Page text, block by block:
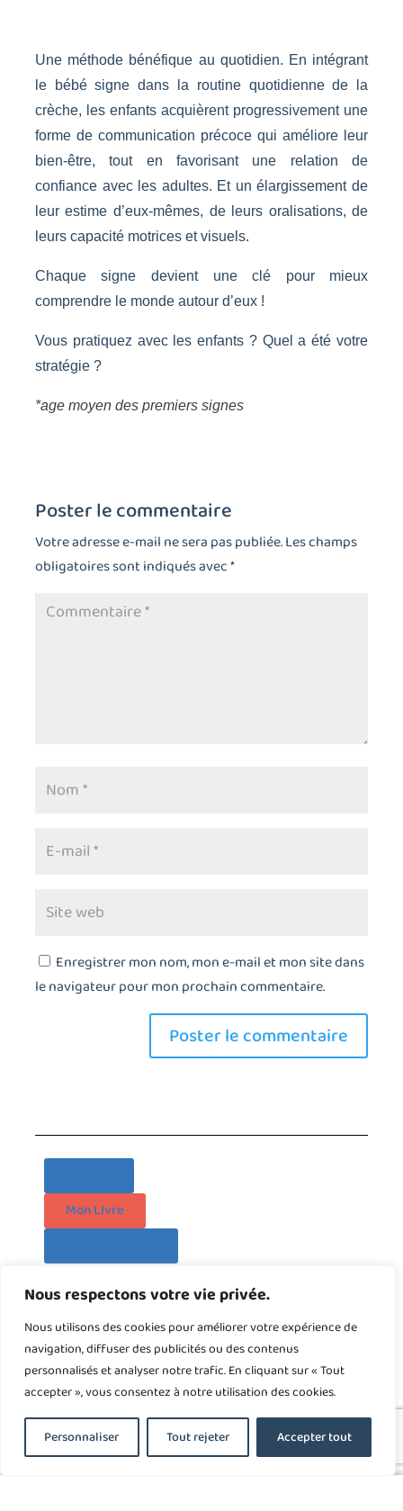
Nous respectons votre vie privée.
Nous utilisons des cookies pour améliorer votre expérience de
navigation, diffuser des publicités ou des contenus
personnalisés et analyser notre trafic. En cliquant sur « Tout
accepter », vous consentez à notre utilisation des cookies.
Personnaliser Tout rejeter Accepter tout
Une méthode bénéfique au quotidien. En intégrant
le bébé signe dans la routine quotidienne de la
crèche, les enfants acquièrent progressivement une
forme de communication précoce qui améliore leur
bien-être, tout en favorisant une relation de
confiance avec les adultes. Et un élargissement de
leur estime d’eux-mêmes, de leurs oralisations, de
leurs capacité motrices et visuels.
Chaque signe devient une clé pour mieux
comprendre le monde autour d’eux !
Vous pratiquez avec les enfants ? Quel a été votre
stratégie ?
*age moyen des premiers signes
Poster le commentaire
Votre adresse e-mail ne sera pas publiée.Les champs
obligatoires sont indiqués avec*
Enregistrer mon nom, mon e-mail et mon site dans
le navigateur pour mon prochain commentaire.
Mon LIvre
PRÉCÉDENT
Un petit rappel avant la fin de l’année… financements de vos formations
SUIVANT
Comment l’enfant apprend-il à parler ?